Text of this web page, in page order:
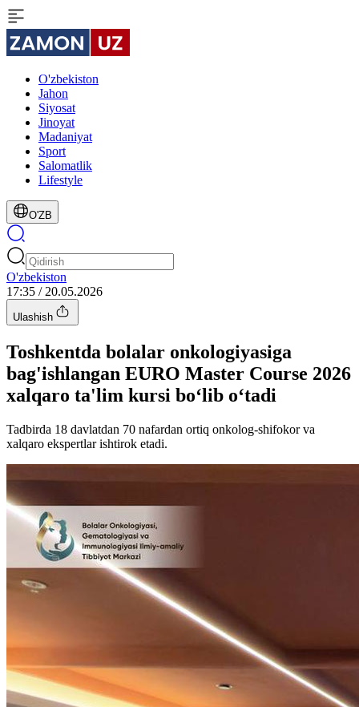
O'zbekiston
Jahon
Siyosat
Jinoyat
Madaniyat
Sport
Salomatlik
Lifestyle
O'ZB
O'zbekiston
17:35 / 20.05.2026
Ulashish
Toshkentda bolalar onkologiyasiga
bag'ishlangan EURO Master Course 2026
xalqaro ta'lim kursi bo‘lib o‘tadi
Tadbirda 18 davlatdan 70 nafardan ortiq onkolog-shifokor va
xalqaro ekspertlar ishtirok etadi.